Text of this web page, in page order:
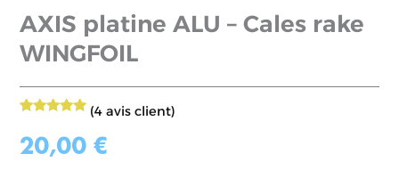
AXIS platine ALU – Cales rake
WINGFOIL
sur 5
basé sur
notations
(4 avis client)
20,00€